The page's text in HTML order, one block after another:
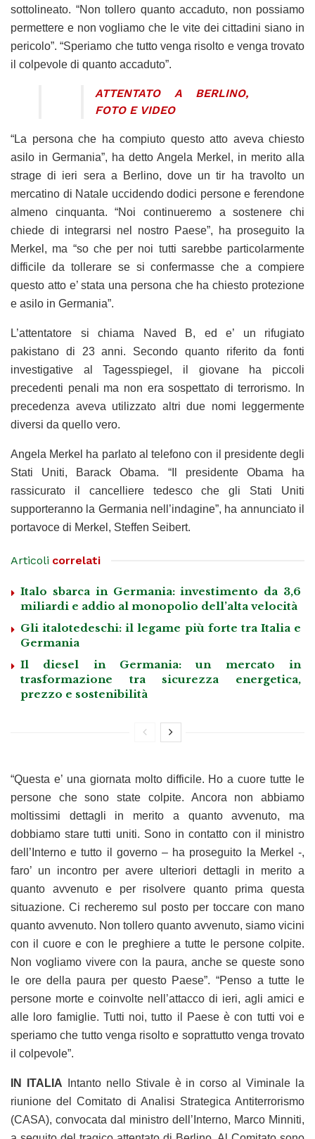
sottolineato. “Non tollero quanto accaduto, non possiamo
permettere e non vogliamo che le vite dei cittadini siano in
pericolo”. “Speriamo che tutto venga risolto e venga trovato
il colpevole di quanto accaduto”.
ATTENTATO A BERLINO,
FOTO E VIDEO
“La persona che ha compiuto questo atto aveva chiesto
asilo in Germania”, ha detto Angela Merkel, in merito alla
strage di ieri sera a Berlino, dove un tir ha travolto un
mercatino di Natale uccidendo dodici persone e ferendone
almeno cinquanta. “Noi continueremo a sostenere chi
chiede di integrarsi nel nostro Paese”, ha proseguito la
Merkel, ma “so che per noi tutti sarebbe particolarmente
difficile da tollerare se si confermasse che a compiere
questo atto e’ stata una persona che ha chiesto protezione
e asilo in Germania”.
L’attentatore si chiama Naved B, ed e’ un rifugiato
pakistano di 23 anni. Secondo quanto riferito da fonti
investigative al Tagesspiegel, il giovane ha piccoli
precedenti penali ma non era sospettato di terrorismo. In
precedenza aveva utilizzato altri due nomi leggermente
diversi da quello vero.
Angela Merkel ha parlato al telefono con il presidente degli
Stati Uniti, Barack Obama. “Il presidente Obama ha
rassicurato il cancelliere tedesco che gli Stati Uniti
supporteranno la Germania nell’indagine”, ha annunciato il
portavoce di Merkel, Steffen Seibert.
Articoli correlati
Italo sbarca in Germania: investimento da 3,6
miliardi e addio al monopolio dell’alta velocità
Gli italotedeschi: il legame più forte tra Italia e
Germania
Il diesel in Germania: un mercato in
trasformazione tra sicurezza energetica,
prezzo e sostenibilità
“Questa e’ una giornata molto difficile. Ho a cuore tutte le
persone che sono state colpite. Ancora non abbiamo
moltissimi dettagli in merito a quanto avvenuto, ma
dobbiamo stare tutti uniti. Sono in contatto con il ministro
dell’Interno e tutto il governo – ha proseguito la Merkel -,
faro’ un incontro per avere ulteriori dettagli in merito a
quanto avvenuto e per risolvere quanto prima questa
situazione. Ci recheremo sul posto per toccare con mano
quanto avvenuto. Non tollero quanto avvenuto, siamo vicini
con il cuore e con le preghiere a tutte le persone colpite.
Non vogliamo vivere con la paura, anche se queste sono
le ore della paura per questo Paese”. “Penso a tutte le
persone morte e coinvolte nell’attacco di ieri, agli amici e
alle loro famiglie. Tutti noi, tutto il Paese è con tutti voi e
speriamo che tutto venga risolto e soprattutto venga trovato
il colpevole”.
IN ITALIA Intanto nello Stivale è in corso al Viminale la
riunione del Comitato di Analisi Strategica Antiterrorismo
(CASA), convocata dal ministro dell’Interno, Marco Minniti,